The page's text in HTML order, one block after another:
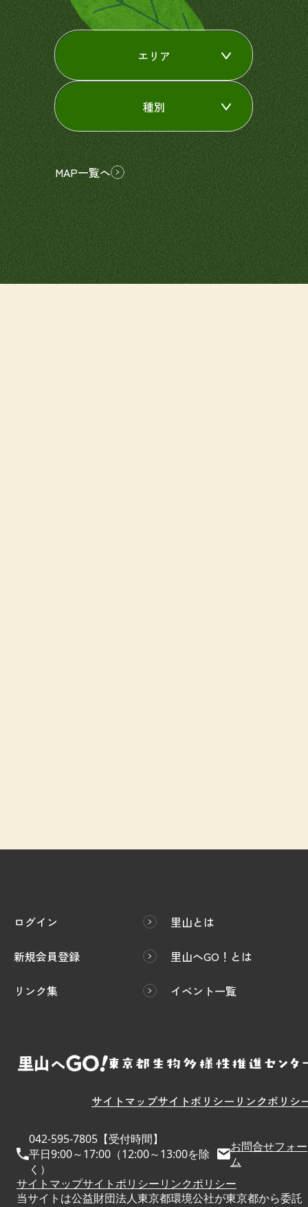
エリア
種別
MAP一覧へ
ログイン
新規会員登録
リンク集
里山とは
里山へGO！とは
イベント一覧
サイトマップサイトポリシー リンクポリシ
042-595-7805【受付時間】
平日9:00～17:00（12:00～13:00を除
く）
お問合せフォー
ム
サイトマップサイトポリシーリンクポリシー
当サイトは公益財団法人東京都環境公社が東京都から委託